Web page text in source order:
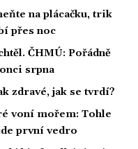
na plácačku, trik
přes noc
ČHMÚ: Pořádně
srpna
zdravé, jak se tvrdí?
voní mořem: Tohle
první vedro